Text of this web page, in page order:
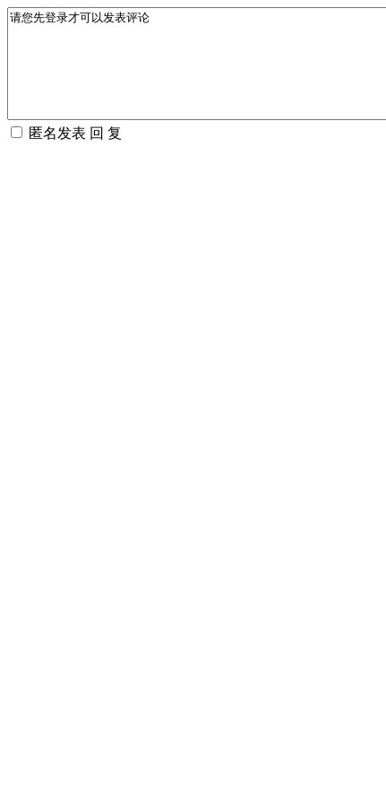
匿名发表 回 复